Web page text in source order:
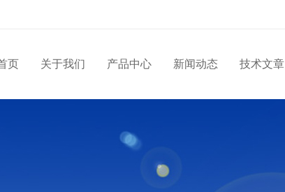
页 关于我们 产品中心 新闻动态 技术文章